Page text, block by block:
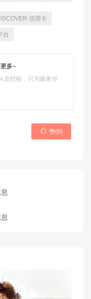
信用卡
台
多~
业经验，只为服务你
 赞(0)